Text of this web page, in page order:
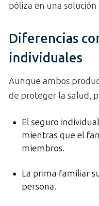
póliza en una
Diferencias
individuales
Aunque ambos
de proteger la salud,
El seguro
mientras que el
miembros.
La prima familiar
persona.